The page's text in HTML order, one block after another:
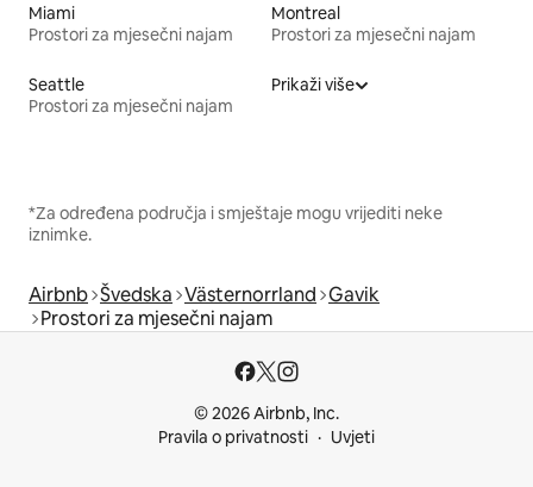
Miami
Prostori za mjesečni najam
Montreal
Prostori za mjesečni najam
Seattle
Prostori za mjesečni najam
Prikaži više
*Za određena područja i smještaje mogu vrijediti neke
iznimke.
Airbnb Švedska Västernorrland Gavik
Prostori za mjesečni najam
© 2026 Airbnb, Inc.
Pravila o privatnosti
Uvjeti